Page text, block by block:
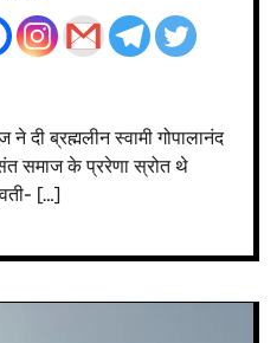
ब्रह्मलीन स्वामी गोपालानंद
समाज के प्ररेणा स्रोत थे
[…]